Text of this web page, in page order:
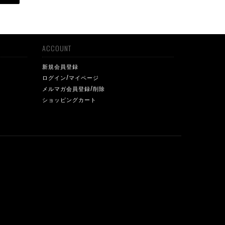
ACCOUNT
新規会員登録
ログイン/マイページ
メルマガ会員登録/削除
ショッピングカート